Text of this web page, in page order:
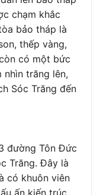
chạm khắc
bảo tháp là
thếp vàng,
có một bức
nhìn trăng lên,
Sóc Trăng đến
đường Tôn Đức
Trăng. Đây là
có khuôn viên